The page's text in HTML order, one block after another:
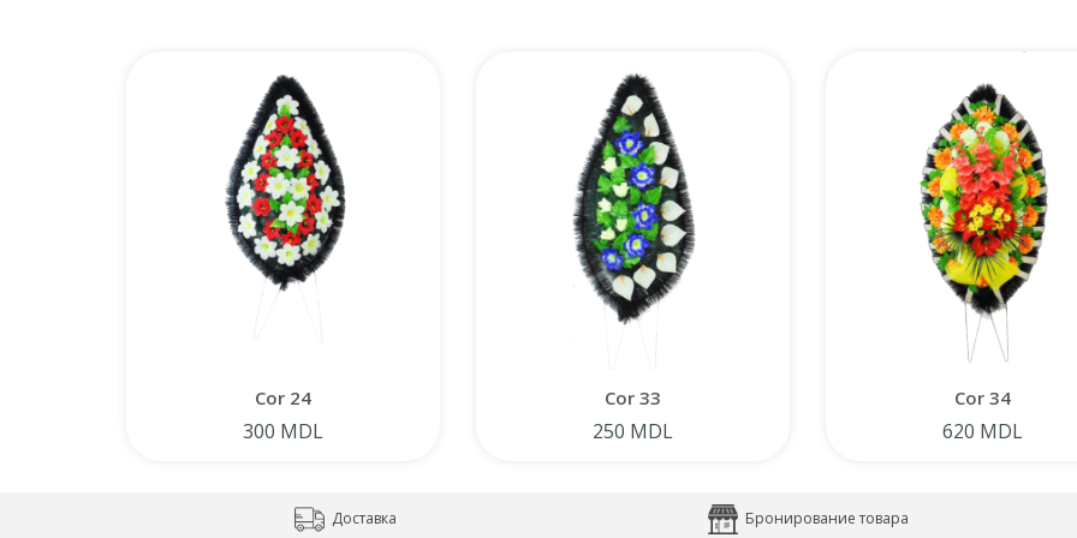
Cor 24
300 MDL
Cor 33
250 MDL
Cor 34
620 MDL
Доставка Бронирование товара